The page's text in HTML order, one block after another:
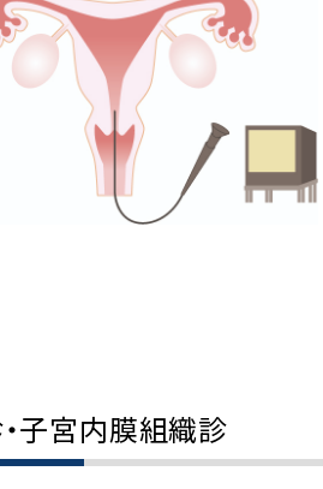
子宮内膜組織診